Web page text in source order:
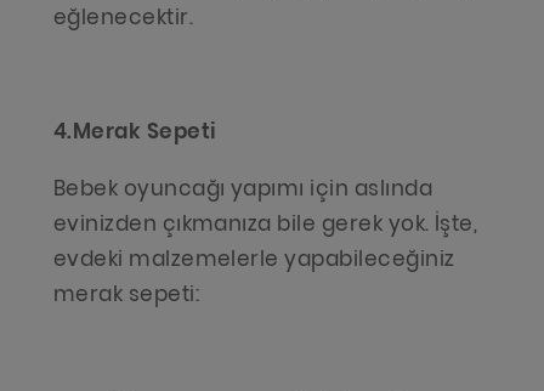
eğlenecektir.
4.Merak Sepeti
Bebek oyuncağı yapımı için aslında
evinizden çıkmanıza bile gerek yok. İşte,
evdeki malzemelerle yapabileceğiniz
merak sepeti: